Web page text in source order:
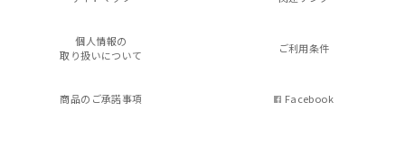
個人情報の
取り扱いについて
ご利用条件
商品のご承諾事項 Facebook